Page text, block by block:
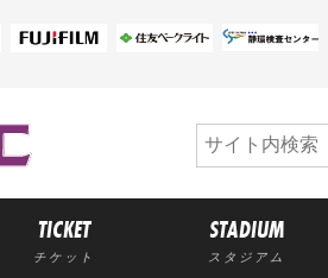
TICKET
チケット
STADIUM
スタジアム